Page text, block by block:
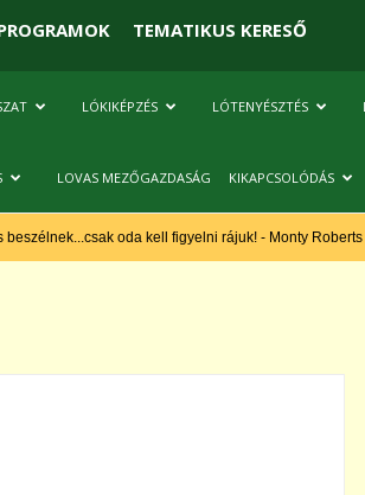
TEMATIKUS KERESŐ
LÓKIKÉPZÉS LÓTENYÉSZTÉS
LOVAS MEZŐGAZDASÁG KIKAPCSOLÓDÁS
beszélnek...csak oda kell figyelni rájuk! - Monty Roberts